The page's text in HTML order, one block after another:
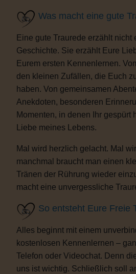
Was macht eine gute
Eine gute Traurede erzählt nicht
Geschichte. Sie erzählt Eure
Eurem ersten Kennenlernen.
den kleinen Zufällen, die Euch
haben. Von gemeinsamen
Anekdoten, besonderen
Momenten, in denen Ihr gespürt
Liebe meines Lebens.
Mal wird herzlich gelacht. Mal
manchmal braucht man einen
Tränen der Rührung wieder
macht eine unvergessliche
So entsteht Eure Freie
Alles beginnt mit einem
kostenlosen Kennenlernen –
Telefon oder Videochat. Denn
uns ist wichtig. Schließlich soll